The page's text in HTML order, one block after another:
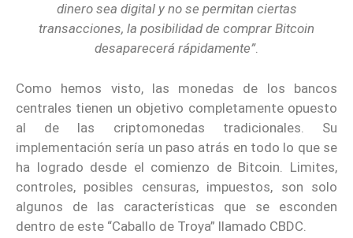
dinero sea digital y no se permitan ciertas
transacciones, la posibilidad de comprar Bitcoin
desaparecerá rápidamente”.
Como hemos visto, las monedas de los bancos
centrales tienen un objetivo completamente opuesto
al de las criptomonedas tradicionales. Su
implementación sería un paso atrás en todo lo que se
ha logrado desde el comienzo de Bitcoin. Limites,
controles, posibles censuras, impuestos, son solo
algunos de las características que se esconden
dentro de este “Caballo de Troya” llamado CBDC.